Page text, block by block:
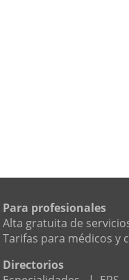
Para profesionales
Alta gratuita de
Tarifas para médicos y
Directorios